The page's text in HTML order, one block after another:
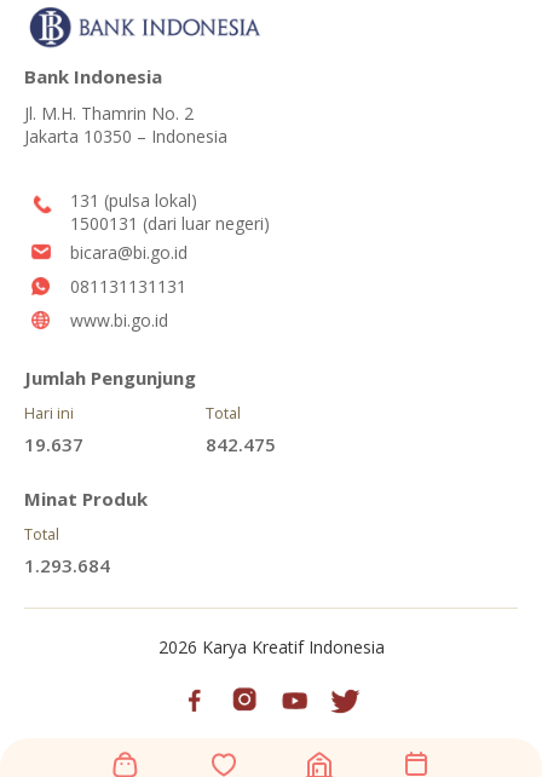
Bank Indonesia
Jl. M.H. Thamrin No. 2
Jakarta 10350 – Indonesia
131 (pulsa lokal)
1500131 (dari luar negeri)
bicara@bi.go.id
081131131131
www.bi.go.id
Jumlah Pengunjung
Hari ini
19.637
Total
842.475
Minat Produk
Total
1.293.684
2026 Karya Kreatif Indonesia